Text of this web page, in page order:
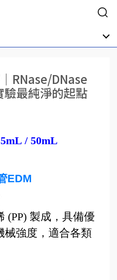
RNase/DNase
驗最純淨的起點
/ 50mL
EDM
(PP) 製成，具備優
械強度，適合各類